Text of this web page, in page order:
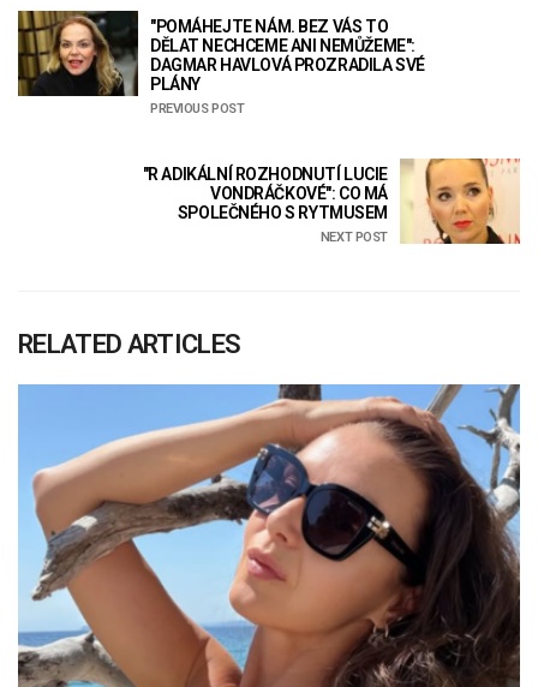
"POMÁHEJTE NÁM. BEZ VÁS TO
DĚLAT NECHCEME ANI NEMŮŽEME":
DAGMAR HAVLOVÁ PROZRADILA SVÉ
PLÁNY
PREVIOUS POST
"R АDІKÁLNÍ ROZHODNUTÍ LUCIE
VONDRÁČKOVÉ": CO MÁ
SPOLEČNÉHO S RYTMUSEM
NEXT POST
RELATED ARTICLES